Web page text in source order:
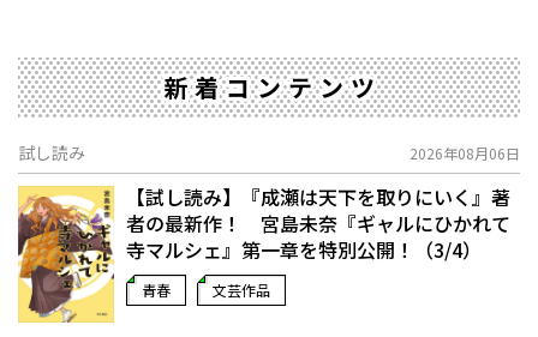
新着コンテンツ
試し読み 2026年08月06日
【試し読み】『成瀬は天下を取りにいく』著
者の最新作！ 宮島未奈『ギャルにひかれて
寺マルシェ』第一章を特別公開！（3/4）
青春 文芸作品